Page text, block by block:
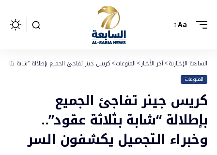
Aa
السابعة الإخبارية>آخر الأخبار>المنوعات>كريس جينر تفاجئ الجميع بإطلالة “شابة
المنوعات
كريس جينر تفاجئ الجميع
بإطلالة “شابة بثلاثة عقود”..
وخبراء التجميل يكشفون السر